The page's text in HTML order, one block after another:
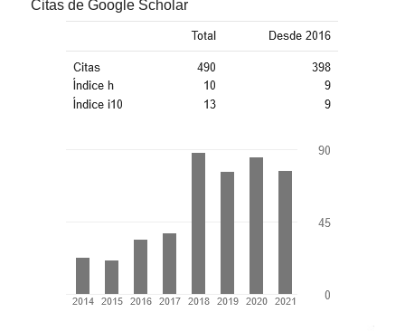
Citas de Google Scholar